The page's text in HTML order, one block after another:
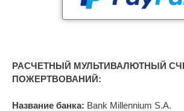
РАСЧЕТНЫЙ МУЛЬТИВАЛЮТНЫЙ
ПОЖЕРТВОВАНИЙ:
Название банка: Bank Millennium S.A.